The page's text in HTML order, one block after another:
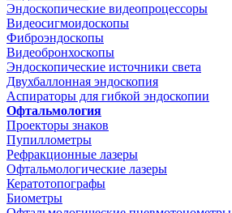
Эндоскопические видеопроцессоры
Видеосигмоидоскопы
Фиброэндоскопы
Видеобронхоскопы
Эндоскопические источники света
Двухбаллонная эндоскопия
Аспираторы для гибкой эндоскопии
Офтальмология
Проекторы знаков
Пупиллометры
Рефракционные лазеры
Офтальмологические лазеры
Кератотопографы
Биометры